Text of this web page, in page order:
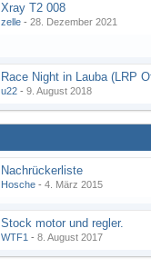
Xray T2 008
zelle - 28. Dezember 2021
u22 - 9. August 2018
Nachrückerliste
Hosche - 4. März 2015
Stock motor und regler.
WTF1 - 8. August 2017